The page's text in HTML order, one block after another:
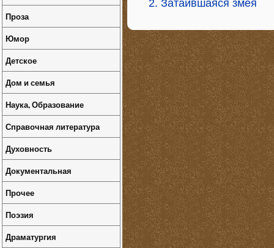
2. Затаившаяся змея
Проза
Юмор
Детское
Дом и семья
Наука, Образование
Справочная литература
Духовность
Документальная
Прочее
Поэзия
Драматургия